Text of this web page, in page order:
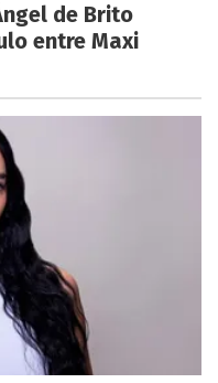
de Brito
entre Maxi